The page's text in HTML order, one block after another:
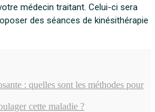
médecin traitant. Celui-ci sera
des séances de kinésithérapie
: quelles sont les méthodes pour
cette maladie ?